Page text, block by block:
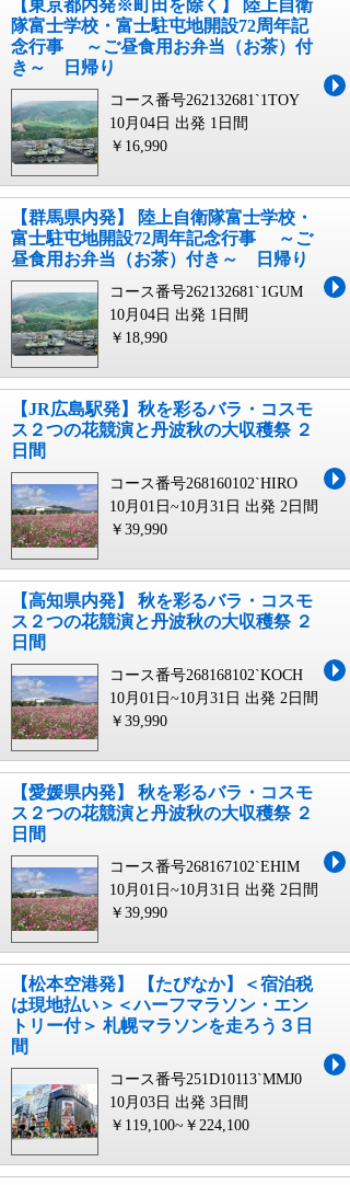
【東京都内発※町田を除く】 陸上自衛
隊富士学校・富士駐屯地開設72周年記
念行事 ～ご昼食用お弁当（お茶）付
き～ 日帰り
コース番号262132681`1TOY
10月04日 出発 1日間
￥16,990
【群馬県内発】 陸上自衛隊富士学校・
富士駐屯地開設72周年記念行事 ～ご
昼食用お弁当（お茶）付き～ 日帰り
コース番号262132681`1GUM
10月04日 出発 1日間
￥18,990
【JR広島駅発】秋を彩るバラ・コスモ
ス２つの花競演と丹波秋の大収穫祭 ２
日間
コース番号268160102`HIRO
10月01日~10月31日 出発 2日間
￥39,990
【高知県内発】 秋を彩るバラ・コスモ
ス２つの花競演と丹波秋の大収穫祭 ２
日間
コース番号268168102`KOCH
10月01日~10月31日 出発 2日間
￥39,990
【愛媛県内発】 秋を彩るバラ・コスモ
ス２つの花競演と丹波秋の大収穫祭 ２
日間
コース番号268167102`EHIM
10月01日~10月31日 出発 2日間
￥39,990
【松本空港発】 【たびなか】＜宿泊税
は現地払い＞＜ハーフマラソン・エン
トリー付＞ 札幌マラソンを走ろう３日
間
コース番号251D10113`MMJ0
10月03日 出発 3日間
￥119,100~￥224,100